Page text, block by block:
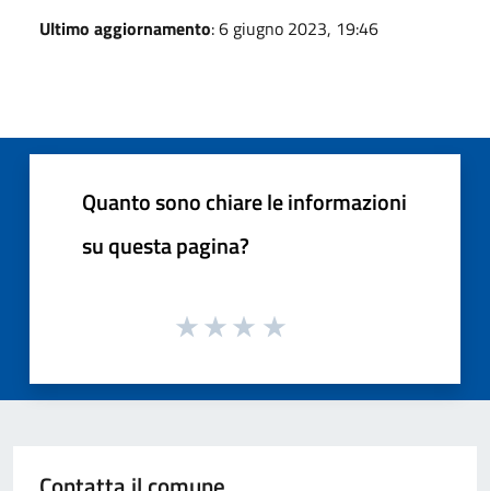
Ultimo aggiornamento: 6 giugno 2023, 19:46
Quanto sono chiare le informazioni
su questa pagina?